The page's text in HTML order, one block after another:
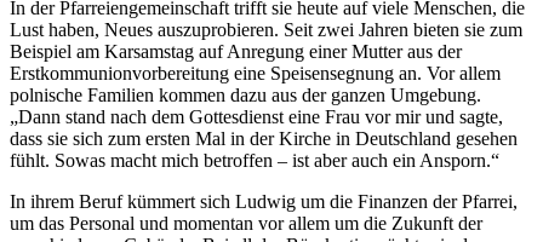
In der Pfarreiengemeinschaft trifft sie heute auf viele Menschen, die
Lust haben, Neues auszuprobieren. Seit zwei Jahren bieten sie zum
Beispiel am Karsamstag auf Anregung einer Mutter aus der
Erstkommunionvorbereitung eine Speisensegnung an. Vor allem
polnische Familien kommen dazu aus der ganzen Umgebung.
„Dann stand nach dem Gottesdienst eine Frau vor mir und sagte,
dass sie sich zum ersten Mal in der Kirche in Deutschland gesehen
fühlt. Sowas macht mich betroffen – ist aber auch ein Ansporn.“
In ihrem Beruf kümmert sich Ludwig um die Finanzen der Pfarrei,
um das Personal und momentan vor allem um die Zukunft der